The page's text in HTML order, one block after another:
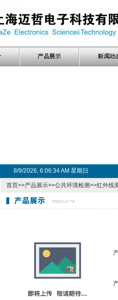
8/9/2026, 6:06:34 AM 星期日
首页>>产品展示>>公共环境检测>>红外线